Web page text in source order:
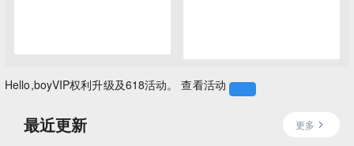
Hello,boyVIP权利升级及618活动。查看活动
最近更新 更多